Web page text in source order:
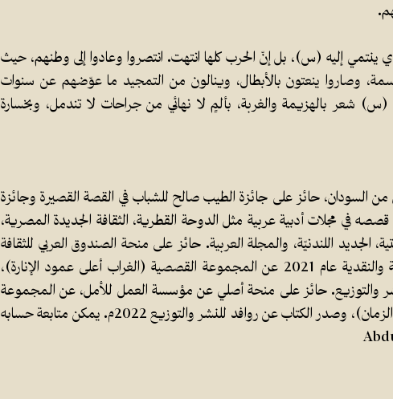
ينتمي إليه (س)، بل إنّ الحرب كلها انتهت. انتصروا وعادوا إلى وطنهم، حيث
وصاروا ينعتون بالأبطال، وينالون من التمجيد ما عوّضهم عن سنوات
شعر بالهزيمة والغربة، بألمٍ لا نهائي من جراحات لا تندمل، وبخسارة
السودان، حائز على جائزة الطيب صالح للشباب في القصة القصيرة وجائزة
في مجلات أدبية عربية مثل الدوحة القطرية، الثقافة الجديدة المصرية،
الجديد اللندنيّة، والمجلة العربية. حائز على منحة الصندوق العربي للثقافة
والفنون- فئة الكتابات الإبداعية والنقدية عام 2021 عن المجموعة القصصية (الغراب أعلى عمود الإنارة)،
والتوزيع. حائز على منحة أصلي عن مؤسسة العمل للأمل، عن المجموعة
القصصية (الحَكَّاء الأخير في هذا الزمان)، وصدر الكتاب عن روافد للنشر والتوزيع 2022م. يمكن متابعة حسابه